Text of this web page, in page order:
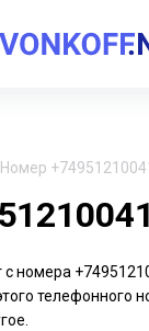
Номер
с номера
телефонного